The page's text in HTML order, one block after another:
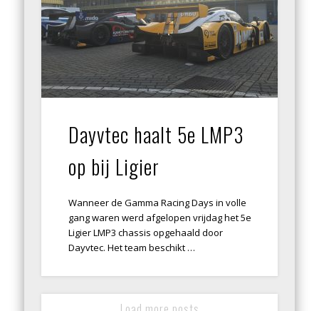
Dayvtec haalt 5e LMP3
op bij Ligier
Wanneer de Gamma Racing Days in volle
gang waren werd afgelopen vrijdag het 5e
Ligier LMP3 chassis opgehaald door
Dayvtec. Het team beschikt …